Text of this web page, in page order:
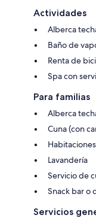
Actividades
Alberca
Baño de
Renta de
Spa con
Para familias
Alberca
Cuna (con
Lavandería
Servicio de
Snack bar o
Servicios